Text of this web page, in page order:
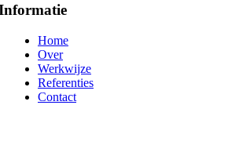
Home
Over
Werkwijze
Referenties
Contact